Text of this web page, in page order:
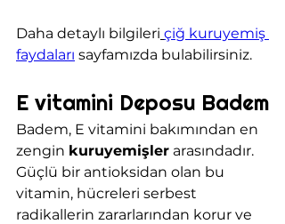
Daha detaylı bilgileri çiğ kuruyemiş
faydaları sayfamızda bulabilirsiniz.
E vitamini Deposu Badem
Badem, E vitamini bakımından en
zengin kuruyemişler arasındadır.
Güçlü bir antioksidan olan bu
vitamin, hücreleri serbest
radikallerin zararlarından korur ve